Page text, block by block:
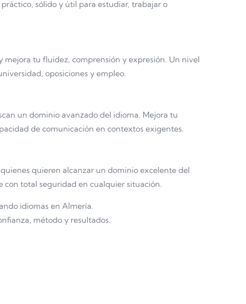
sólido y útil para estudiar, trabajar o
mejora tu fluidez, comprensión y expresión. Un nivel
oposiciones y empleo.
un dominio avanzado del idioma. Mejora tu
de comunicación en contextos exigentes.
quieren alcanzar un dominio excelente del
con total seguridad en cualquier situación.
idiomas en Almería.
método y resultados.